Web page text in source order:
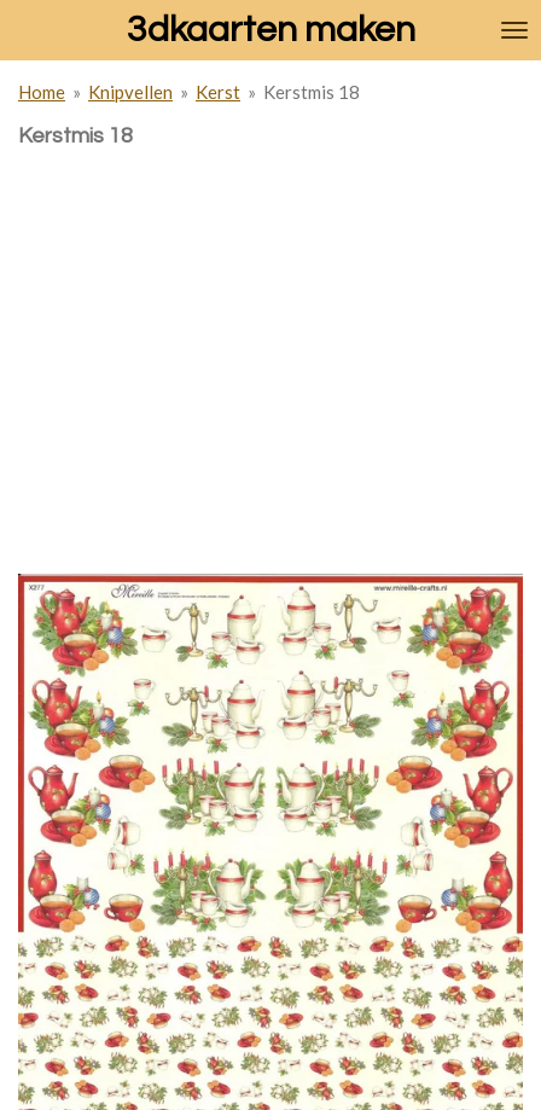
de
hoofdinhoud
3dkaarten maken
Home » Knipvellen » Kerst » Kerstmis 18
Kerstmis 18